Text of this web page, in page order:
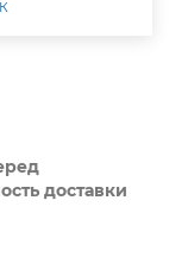
доставки